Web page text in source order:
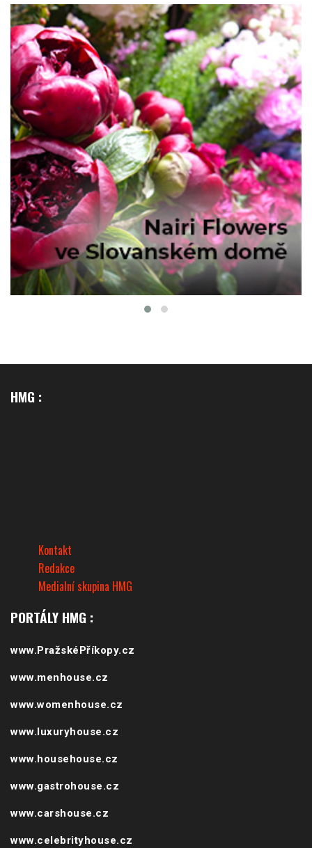
HMG :
Kontakt
Redakce
Medialní skupina HMG
PORTÁLY HMG :
www.PražskéPříkopy.cz
www.menhouse.cz
www.womenhouse.cz
www.luxuryhouse.cz
www.househouse.cz
www.gastrohouse.cz
www.carshouse.cz
www.celebrityhouse.cz